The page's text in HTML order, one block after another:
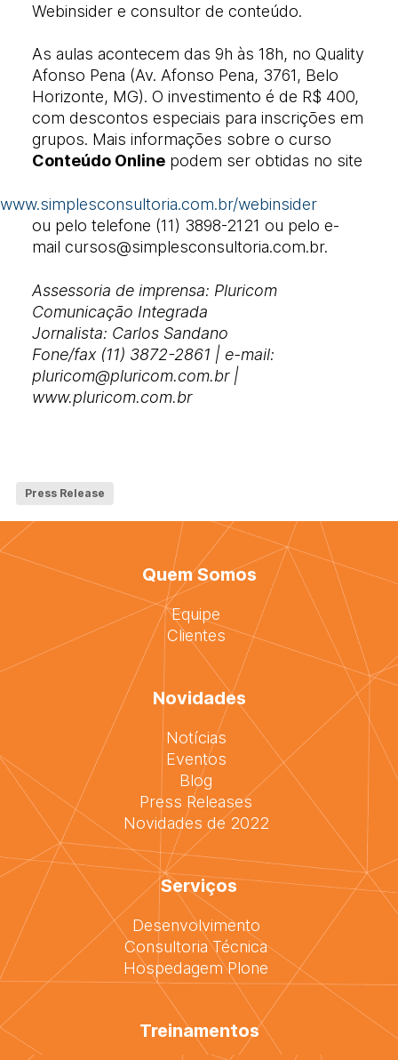
Webinsider e consultor de conteúdo.
As aulas acontecem das 9h às 18h, no Quality
Afonso Pena (Av. Afonso Pena, 3761, Belo
Horizonte, MG). O investimento é de R$ 400,
com descontos especiais para inscrições em
grupos. Mais informações sobre o curso
Conteúdo Online podem ser obtidas no site
www.simplesconsultoria.com.br/webinsider
ou pelo telefone (11) 3898-2121 ou pelo e-
mail cursos@simplesconsultoria.com.br.
Assessoria de imprensa: Pluricom
Comunicação Integrada
Jornalista: Carlos Sandano
Fone/fax (11) 3872-2861 | e-mail:
pluricom@pluricom.com.br |
www.pluricom.com.br
Press Release
Quem Somos
Equipe
Clientes
Novidades
Notícias
Eventos
Blog
Press Releases
Novidades de 2022
Serviços
Desenvolvimento
Consultoria Técnica
Hospedagem Plone
Treinamentos